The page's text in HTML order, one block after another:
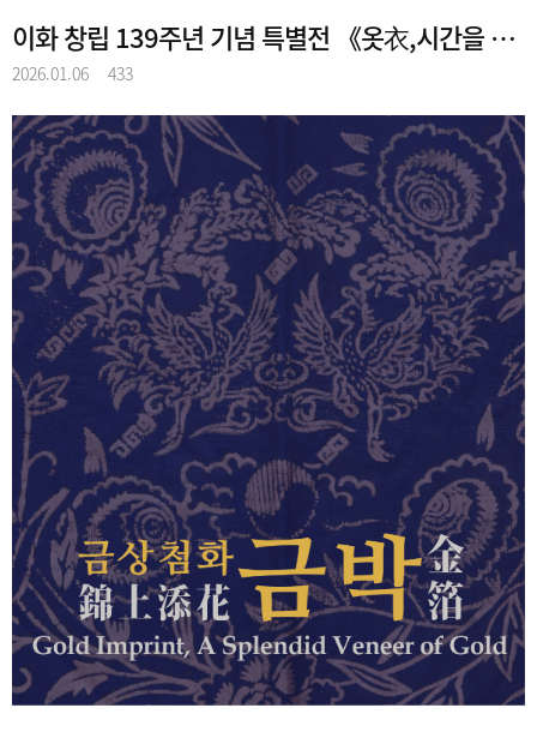
이화 창립 139주년 기념 특별전 《옷衣,시간을 입다》
2026.01.06 433